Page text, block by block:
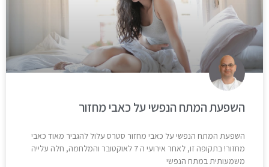
השפעת המתח הנפשי על כאבי מחזור
השפעת המתח הנפשי על כאבי מחזור סטרס עלול להגביר מאוד כאבי
מחזור! בתקופה זו, לאחר אירועי ה 7 לאוקטובר והמלחמה, חלה עלייה
משמעותית במתח הנפשי